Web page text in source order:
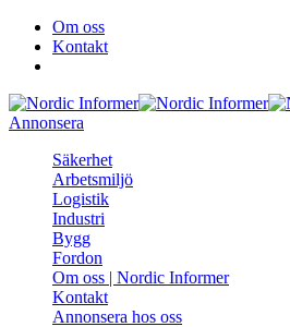
Om oss
Kontakt
Annonsera
Säkerhet
Arbetsmiljö
Logistik
Industri
Bygg
Fordon
Om oss | Nordic Informer
Kontakt
Annonsera hos oss